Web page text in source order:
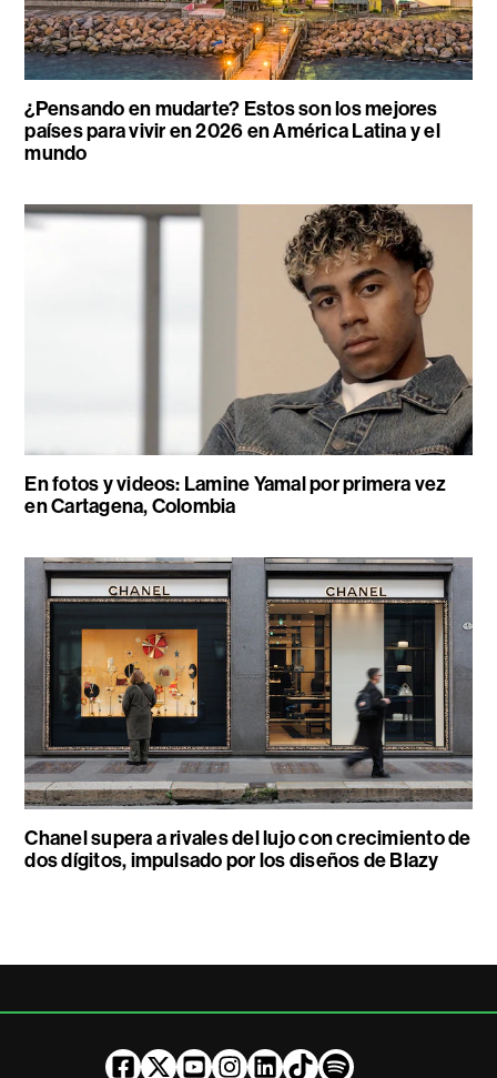
¿Pensando en mudarte? Estos son los mejores
países para vivir en 2026 en América Latina y el
mundo
En fotos y videos: Lamine Yamal por primera vez
en Cartagena, Colombia
Chanel supera a rivales del lujo con crecimiento de
dos dígitos, impulsado por los diseños de Blazy